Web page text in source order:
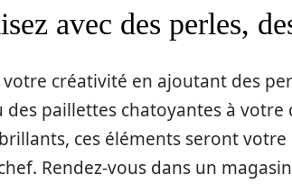
avec des perles,
créativité en ajoutant des
des paillettes chatoyantes à votre
brillants, ces éléments seront
Rendez-vous dans un